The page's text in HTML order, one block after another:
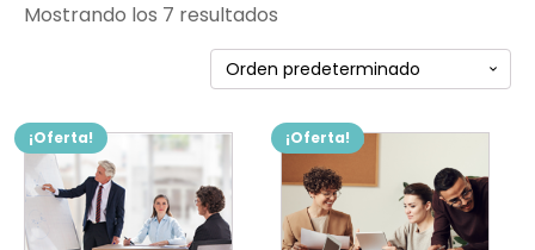
Mostrando los 7 resultados
¡Oferta! ¡Oferta!